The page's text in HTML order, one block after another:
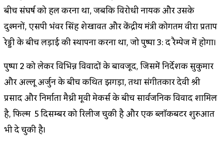
बीच संघर्ष को हल करना था, जबकि विरोधी नायक और उसके
दुश्मनों, एसपी भंवर सिंह शेखावत और केंद्रीय मंत्री कोगतम वीरा प्रताप
रेड्डी के बीच लड़ाई की स्थापना करना था, जो पुष्पा 3: द रैम्पेज में होगा।
पुष्पा 2 को लेकर विभिन्न विवादों के बावजूद, जिसमें निर्देशक सुकुमार
और अल्लू अर्जुन के बीच कथित झगड़ा, तथा संगीतकार देवी श्री
प्रसाद और निर्माता मैथ्री मूवी मेकर्स के बीच सार्वजनिक विवाद शामिल
है, फिल्म 5 दिसम्बर को रिलीज चुकी है और एक ब्लॉकबस्टर शुरुआत
भी दे चुकी है।